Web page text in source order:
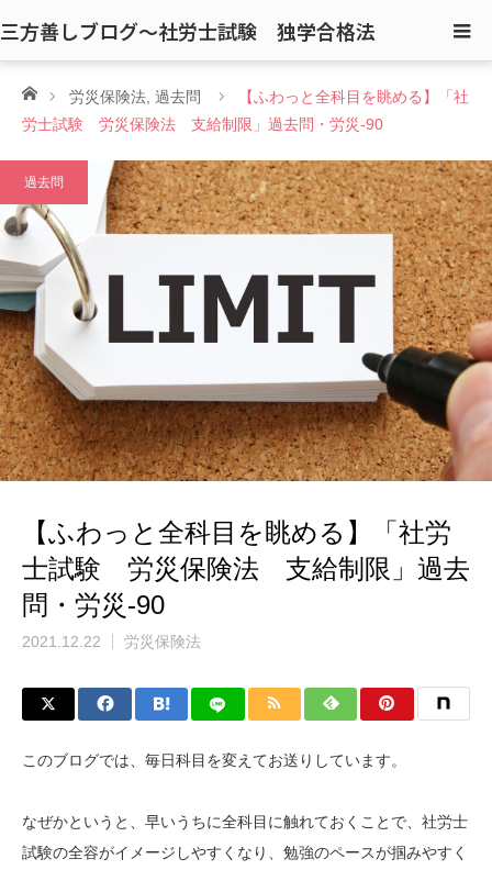
三方善しブログ〜社労士試験 独学合格法
ホーム労災保険法 過去問
【ふわっと全科目を眺める】「社
労士試験 労災保険法 支給制限」過去問・労災-90
過去問
【ふわっと全科目を眺める】「社労
士試験 労災保険法 支給制限」過去
問・労災-90
2021.12.22 労災保険法
このブログでは、毎日科目を変えてお送りしています。
なぜかというと、早いうちに全科目に触れておくことで、社労士
試験の全容がイメージしやすくなり、勉強のペースが掴みやすく